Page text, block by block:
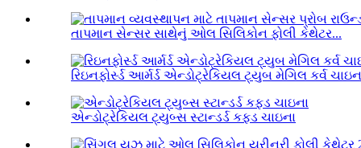
તાપમાન સેન્સર સાથેનું ઓલ સિલિકોન ફોલી કેથેટર...
રિઇનફોર્સ્ડ આર્મર્ડ એન્ડોટ્રેકિયલ ટ્યુબ મેગિલ કર્વ
એન્ડોટ્રેકિયલ ટ્યુબ્સ સ્ટાન્ડર્ડ કફ્ડ ચાઇના